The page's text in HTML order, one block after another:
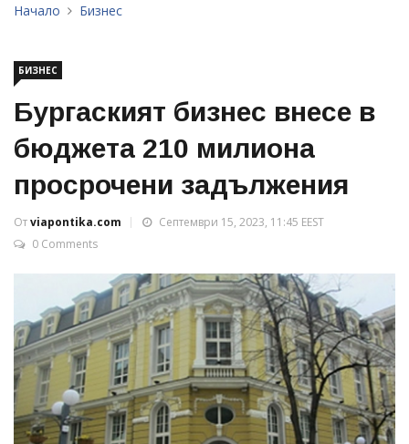
Начало Бизнес
БИЗНЕС
Бургаският бизнес внесе в
бюджета 210 милиона
просрочени задължения
Отviapontika.com
Септември 15, 2023, 11:45 EEST
0 Comments